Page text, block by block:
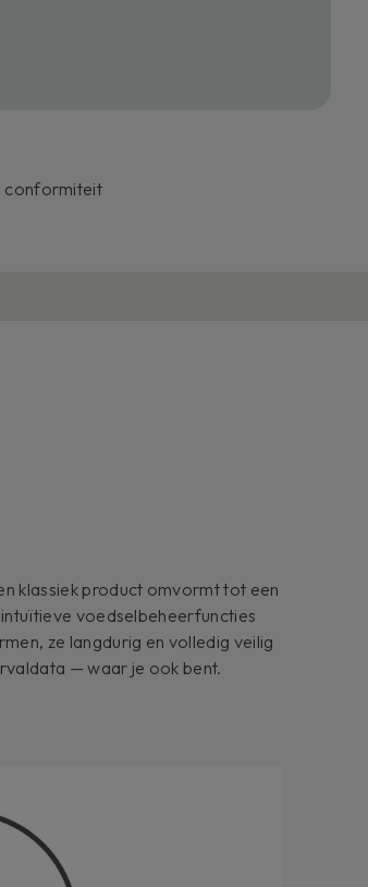
conformiteit
klassiek product omvormt tot een
voedselbeheerfuncties
ze langdurig en volledig veilig
— waar je ook bent.